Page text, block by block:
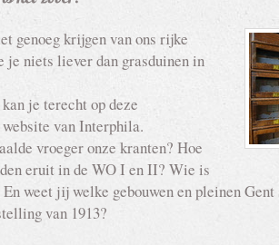
genoeg krijgen van ons rijke
je niets liever dan grasduinen in
je terecht op deze
van Interphila.
vroeger onze kranten? Hoe
eruit in de WO I en II? Wie is
weet jij welke gebouwen en pleinen
van 1913?